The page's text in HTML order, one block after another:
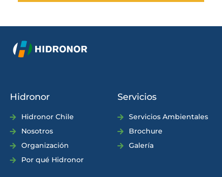
Hidronor
Hidronor Chile
Nosotros
Organización
Por qué Hidronor
Servicios
Servicios Ambientales
Brochure
Galería